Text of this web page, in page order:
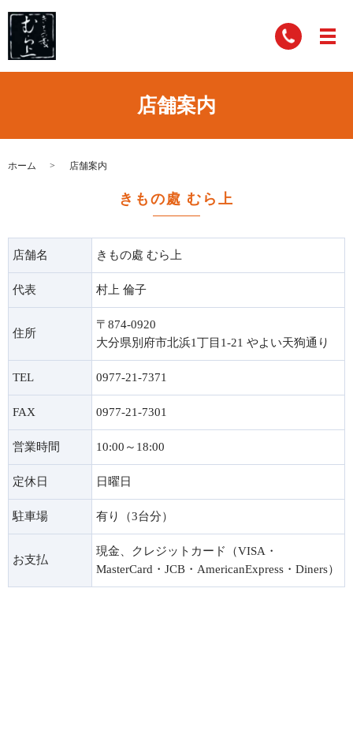
店舗案内
ホーム 店舗案内
きもの處 むら上
店舗名 きもの處 むら上
代表 村上 倫子
住所
〒874-0920
大分県別府市北浜1丁目1-21 やよい天狗通り
TEL 0977-21-7371
FAX 0977-21-7301
営業時間 10:00～18:00
定休日 日曜日
駐車場 有り（3台分）
お支払
現金、クレジットカード（VISA・
MasterCard・JCB・AmericanExpress・Diners）